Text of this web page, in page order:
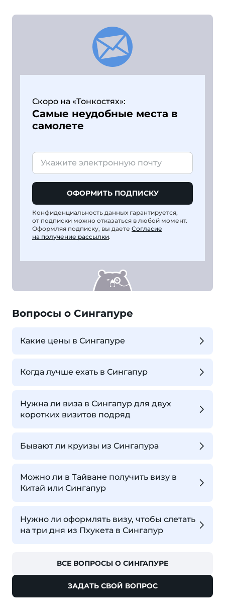
Скоро на «Тонкостях»:
Самые неудобные места в
самолете
ОФОРМИТЬ ПОДПИСКУ
Конфиденциальность данных гарантируется,
от подписки можно отказаться в любой момент.
Оформляя подписку, вы даете Согласие
на получение рассылки.
Вопросы о Сингапуре
Какие цены в Сингапуре
Когда лучше ехать в Сингапур
Нужна ли виза в Сингапур для двух
коротких визитов подряд
Бывают ли круизы из Сингапура
Можно ли в Тайване получить визу в
Китай или Сингапур
Нужно ли оформлять визу, чтобы слетать
на три дня из Пхукета в Сингапур
ВСЕ ВОПРОСЫ О СИНГАПУРЕ
ЗАДАТЬ СВОЙ ВОПРОС